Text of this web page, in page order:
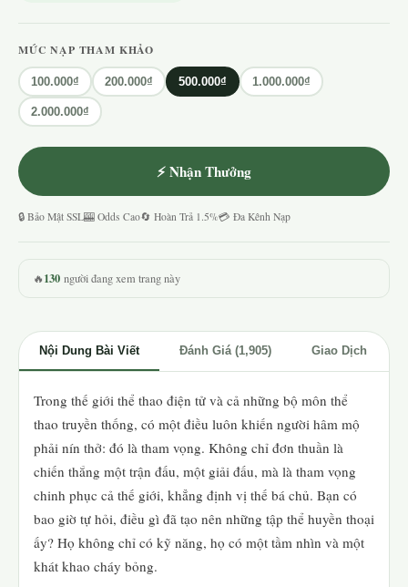
MỨC NẠP THAM KHẢO
100.000₫ 200.000₫ 500.000₫ 1.000.000₫
2.000.000₫
⚡ Nhận Thưởng
🔒 Bảo Mật SSL🎰 Odds Cao🔄 Hoàn Trả 1.5%💳 Đa Kênh Nạp
🔥130 người đang xem trang này
Nội Dung Bài Viết Đánh Giá (1,905) Giao Dịch
Trong thế giới thể thao điện tử và cả những bộ môn thể
thao truyền thống, có một điều luôn khiến người hâm mộ
phải nín thở: đó là tham vọng. Không chỉ đơn thuần là
chiến thắng một trận đấu, một giải đấu, mà là tham vọng
chinh phục cả thế giới, khẳng định vị thế bá chủ. Bạn có
bao giờ tự hỏi, điều gì đã tạo nên những tập thể huyền thoại
ấy? Họ không chỉ có kỹ năng, họ có một tầm nhìn và một
khát khao cháy bỏng.